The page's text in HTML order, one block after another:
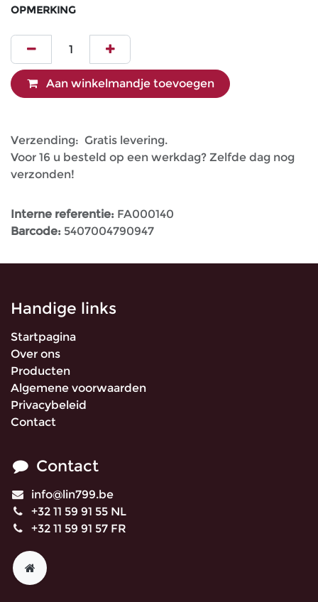
OPMERKING
Aan winkelmandje toevoegen
Verzending: Gratis levering.
Voor 16 u besteld op een werkdag? Zelfde dag nog
verzonden!
Interne referentie: FA000140
Barcode: 5407004790947
Handige links
Startpagina
Over ons
Producten
Algemene voorwaarden
Privacybeleid
Contact
Contact
info@lin799.be
+32 11 59 91 55 NL
+32 11 59 91 57 FR